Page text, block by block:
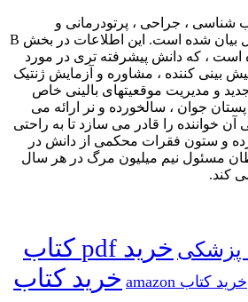
، جراحی ، پرتودرمانی و
روشهای درمانی به تفصیل بیان شده است. این اطلاعات در بخش B
، که دانش پیشرفته تری در مورد
بینی کننده ، مشاوره و آزمایش ژنتیک
و مدیریت موقعیتهای بالینی خاص
پستان جوان ، سالخورده و نر ارائه می
خواننده را قادر می سازد تا به راحتی
و ستون فقرات محکمی از دانش در
مسئول نیم میلیون مرگ در هر سال
کند.
پزشکی
خرید pdf کتاب
خرید کتاب amazon
خرید کتاب